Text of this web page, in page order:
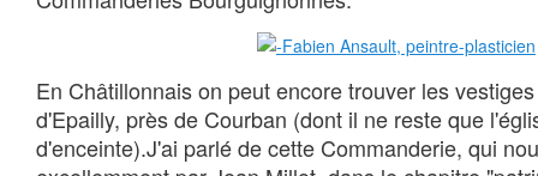
En Châtillonnais on peut encore trouver les
d'Epailly, près de Courban (dont il ne reste que
d'enceinte).J'ai parlé de cette Commanderie, qui